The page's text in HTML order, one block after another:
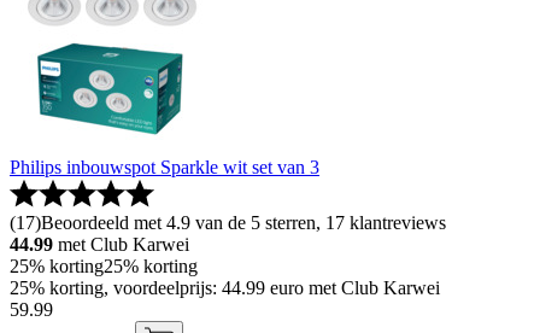
Philips inbouwspot Sparkle wit set van 3
(17)Beoordeeld met 4.9 van de 5 sterren, 17 klantreviews
44.99 met Club Karwei
25% korting25% korting
25% korting, voordeelprijs: 44.99 euro met Club Karwei
59.99